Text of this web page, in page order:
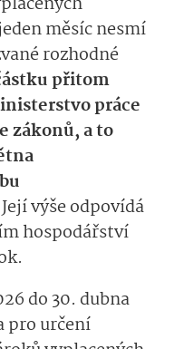
měsíc nesmí
rozhodné
přitom
práce
zákonů, a to
Její výše odpovídá
hospodářství
do 30. dubna
pro určení